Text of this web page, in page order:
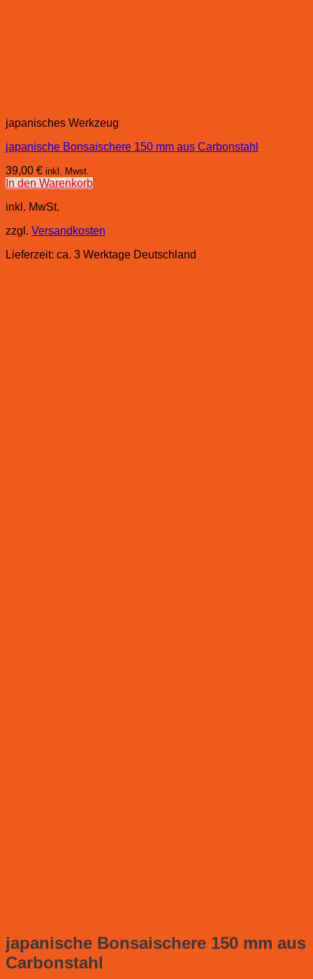
japanisches Werkzeug
japanische Bonsaischere 150 mm aus Carbonstahl
39,00 € inkl. Mwst.
In den Warenkorb
inkl. MwSt.
zzgl. Versandkosten
Lieferzeit: ca. 3 Werktage Deutschland
japanische Bonsaischere 150 mm aus
Carbonstahl